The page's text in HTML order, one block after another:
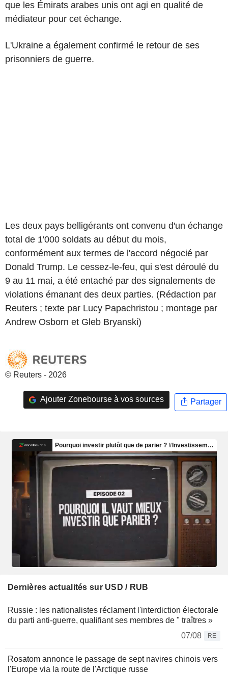
que les Émirats arabes unis ont agi en qualité de
médiateur pour cet échange.
L'Ukraine a également confirmé le retour de ses
prisonniers de guerre.
Les deux pays belligérants ont convenu d'un échange
total de 1'000 soldats au début du mois,
conformément aux termes de l'accord négocié par
Donald Trump. Le cessez-le-feu, qui s'est déroulé du
9 au 11 mai, a été entaché par des signalements de
violations émanant des deux parties. (Rédaction par
Reuters ; texte par Lucy Papachristou ; montage par
Andrew Osborn et Gleb Bryanski)
© Reuters - 2026
Ajouter Zonebourse à vos sources Partager
Dernières actualités sur USD / RUB
Russie : les nationalistes réclament l'interdiction électorale
du parti anti-guerre, qualifiant ses membres de " traîtres »
07/08
RE
Rosatom annonce le passage de sept navires chinois vers
l'Europe via la route de l'Arctique russe